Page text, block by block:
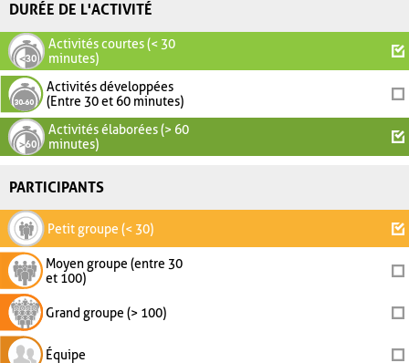
DURÉE DE L'ACTIVITÉ
Activités courtes (< 30
minutes)
Activités développées
(Entre 30 et 60 minutes)
Activités élaborées (> 60
minutes)
PARTICIPANTS
Petit groupe (< 30)
Moyen groupe (entre 30
et 100)
Grand groupe (> 100)
Équipe